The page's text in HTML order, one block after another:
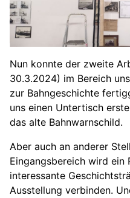
Nun konnte der zweite
30.3.2024) im Bereich
zur Bahngeschichte
uns einen Untertisch
das alte Bahnwarnschild.
Aber auch an anderer
Eingangsbereich wird ein
interessante
Ausstellung verbinden.